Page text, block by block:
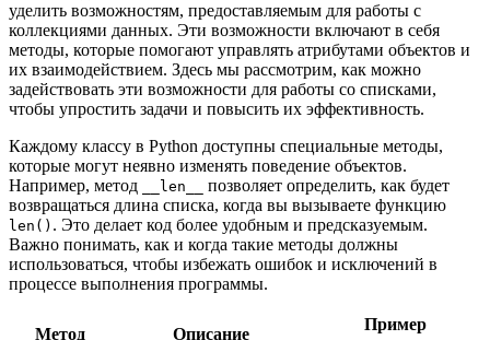
уделить возможностям, предоставляемым для работы с
коллекциями данных. Эти возможности включают в себя
методы, которые помогают управлять атрибутами объектов и
их взаимодействием. Здесь мы рассмотрим, как можно
задействовать эти возможности для работы со списками,
чтобы упростить задачи и повысить их эффективность.
Каждому классу в Python доступны специальные методы,
которые могут неявно изменять поведение объектов.
Например, метод
__len__
позволяет определить, как будет
возвращаться длина списка, когда вы вызываете функцию
len() . Это делает код более удобным и предсказуемым.
Важно понимать, как и когда такие методы должны
использоваться, чтобы избежать ошибок и исключений в
процессе выполнения программы.
Метод Описание
Пример